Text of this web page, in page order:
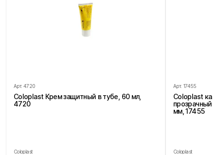
Арт. 4720
Coloplast Крем защитный в тубе, 60 мл,
4720
Coloplast
Арт. 17455
Coloplast
прозрачный,
мм, 17455
Coloplast